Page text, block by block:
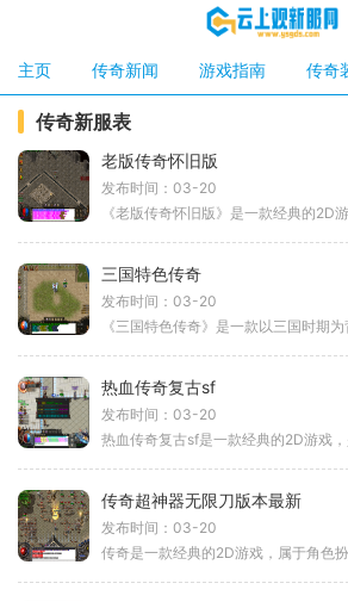
主页 传奇新闻 游戏指南 传奇
传奇新服表
老版传奇怀旧版
发布时间：03-20
三国特色传奇
发布时间：03-20
热血传奇复古sf
发布时间：03-20
传奇超神器无限刀版本最新
发布时间：03-20